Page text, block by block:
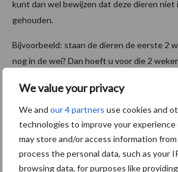
We value your privacy
We and our 4 partners use cookies and
technologies to improve your
may store and/or access information
process the personal data, such as your
browsing data, for purposes like
kunt dan wel bewijzen dat deze dieren niet
gehouden.
Bijvoorbeeld: staan de dieren de eerste 2
nog in de wei? Dan hoeft u voor die 2
augustus tot en met februari) moet u wel
hebben.
Aan welke eisen moet
dierlijke mest voldoen?